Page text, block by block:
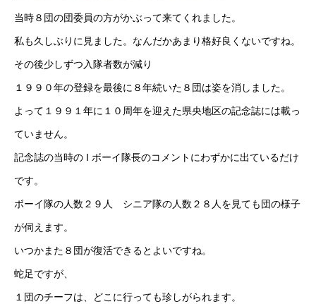
当時８団の団委員の方がかぶって来てくれました。
私も久しぶりに見ました。なんだかあまり格好良くないですね。
その後少しずつ入隊者数が減り
１９９０年の登録を最後に８年続いた８団は姿を消しました。
よって１９９１年に１０周年を迎えた県央地区の記念誌には載っ
ていません。
記念誌の当時の I ボーイ隊長のコメントにわずかに出ているだけ
です。
ボーイ隊の人数２９人 シニア隊の人数２８人を見ても団の様子
が伺えます。
いつかまた８団が復活できるとよいですね。
蛇足ですが、
１団のチーフは、どこに行っても珍しがられます。